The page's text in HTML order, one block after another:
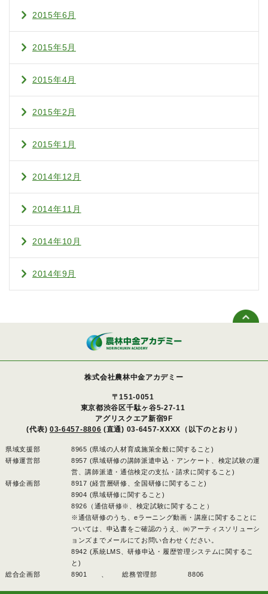
2015年6月
2015年5月
2015年4月
2015年2月
2015年1月
2014年12月
2014年11月
2014年10月
2014年9月
株式会社農林中金アカデミー
〒151-0051
東京都渋谷区千駄ヶ谷5-27-11
アグリスクエア新宿9F
(代表) 03-6457-8806 (直通) 03-6457-XXXX（以下のとおり）
県域支援部
8965 (県域の人材育成施策全般に関すること)
研修運営部
8957 (県域研修の講師派遣申込・アンケート、検定試験の運
営、講師派遣・通信検定の支払・請求に関すること)
研修企画部
8917 (経営層研修、全国研修に関すること)
8904 (県域研修に関すること)
8926（通信研修※、検定試験に関すること）
※通信研修のうち、eラーニング動画・講座に関することに
ついては、申込書をご確認のうえ、㈱アーティスソリューシ
ョンズまでメールにてお問い合わせください。
8942 (系統LMS、研修申込・履歴管理システムに関するこ
と)
総合企画部
8901 、総務管理部 8806